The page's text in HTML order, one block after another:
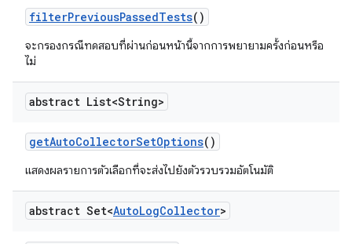
filterPreviousPassedTests()
จะกรองกรณีทดสอบที่ผ่านก่อนหน้านี้จากการพยายามครั้งก่อนหรือ
ไม่
abstract List<String>
getAutoCollectorSetOptions()
แสดงผลรายการตัวเลือกที่จะส่งไปยังตัวรวบรวมอัตโนมัติ
abstract Set<AutoLogCollector>